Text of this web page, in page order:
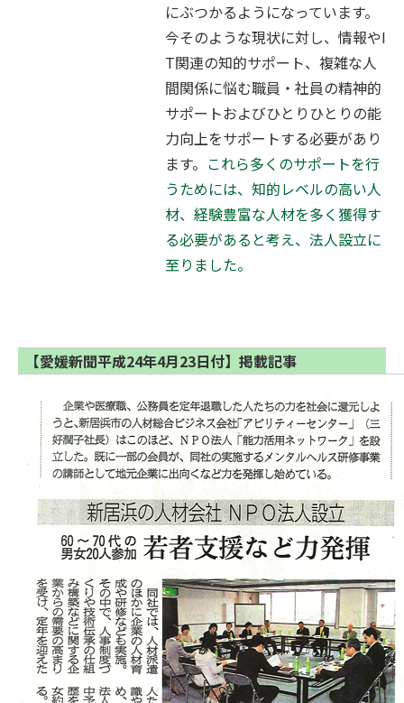
にぶつかるようになっています。
今そのような現状に対し、情報やI
T関連の知的サポート、複雑な人
間関係に悩む職員・社員の精神的
サポートおよびひとりひとりの能
力向上をサポートする必要があり
ます。 これら多くのサポートを行
うためには、知的レベルの高い人
材、経験豊富な人材を多く獲得す
る必要があると考え、法人設立に
至りました。
【愛媛新聞平成24年4月23日付】掲載記事